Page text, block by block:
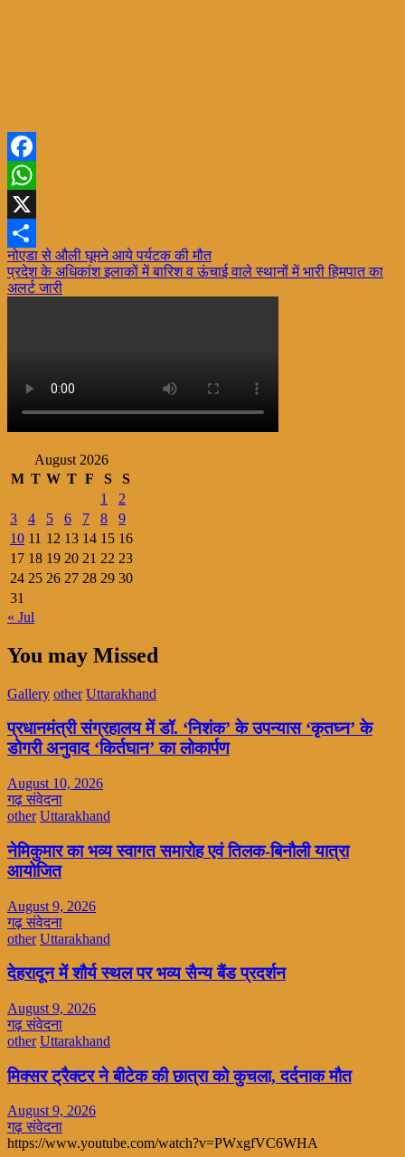
Facebook
WhatsApp
X
Share
Post
navigation
नोएडा से औली घूमने आये पर्यटक की मौत
प्रदेश के अधिकांश इलाकों में बारिश व ऊंचाई वाले स्थानों में भारी हिमपात का
अलर्ट जारी
August 2026
M T W T F S
S
1
2
3
4 5 6 7 8
9
10 11 12 13 14 15 16
17 18 19 20 21 22 23
24 25 26 27 28 29 30
31
« Jul
You may Missed
Gallery other Uttarakhand
प्रधानमंत्री संग्रहालय में डॉ. ‘निशंक’ के उपन्यास ‘कृतघ्न’ के
डोगरी अनुवाद ‘किर्तघान’ का लोकार्पण
August 10, 2026
गढ़ संवेदना
other Uttarakhand
नेमिकुमार का भव्य स्वागत समारोह एवं तिलक-बिनौली यात्रा
आयोजित
August 9, 2026
गढ़ संवेदना
other Uttarakhand
देहरादून में शौर्य स्थल पर भव्य सैन्य बैंड प्रदर्शन
August 9, 2026
गढ़ संवेदना
other Uttarakhand
मिक्सर ट्रैक्टर ने बीटेक की छात्रा को कुचला, दर्दनाक मौत
August 9, 2026
गढ़ संवेदना
https://www.youtube.com/watch?v=PWxgfVC6WHA